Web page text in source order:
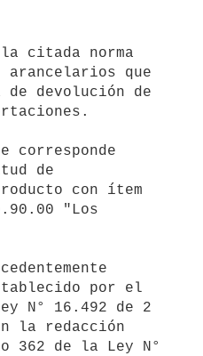
que
devolución de
de
con ítem
"Los
por el
N° 16.492 de 2
la redacción
362 de la Ley N°